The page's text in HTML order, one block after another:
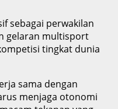
sebagai perwakilan
gelaran multisport
tingkat dunia
sama dengan
menjaga otonomi